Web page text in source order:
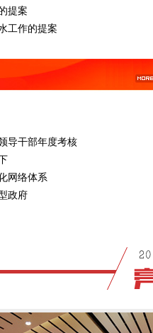
提案
工作的提案
导干部年度考核
网络体系
政府